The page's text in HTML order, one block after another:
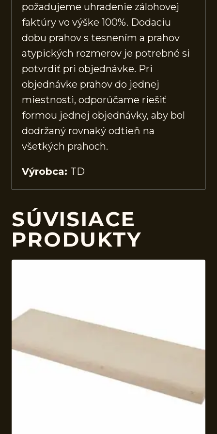
požadujeme uhradenie zálohovej
faktúry vo výške 100%. Dodaciu
dobu prahov s tesnením a prahov
atypických rozmerov je potrebné si
potvrdiť pri objednávke. Pri
objednávke prahov do jednej
miestnosti, odporúčame riešiť
formou jednej objednávky, aby bol
dodržaný rovnaký odtieň na
všetkých prahoch.
Výrobca: TD
SÚVISIACE
PRODUKTY